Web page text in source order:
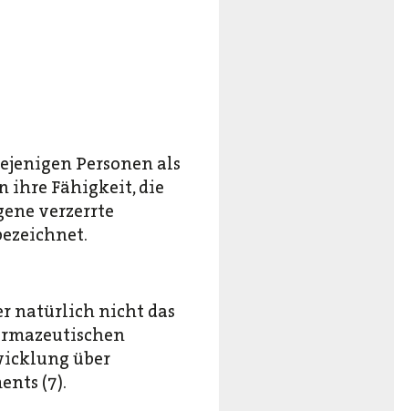
Personen als
ihre Fähigkeit, die
verzerrte
natürlich nicht das
über
(7).